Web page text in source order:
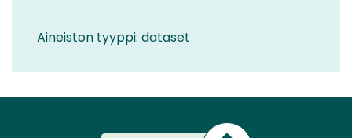
Aineiston tyyppi: dataset